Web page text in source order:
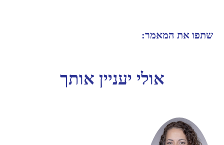
שתפו את המאמר:
אולי יעניין אותך